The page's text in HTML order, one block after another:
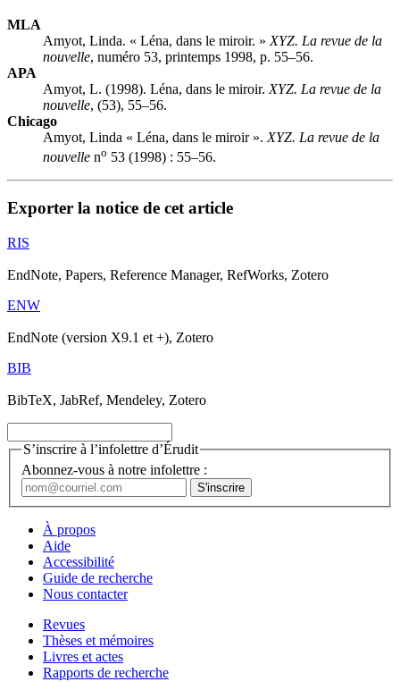
MLA
Amyot, Linda. « Léna, dans le miroir. » XYZ. La revue de la
nouvelle, numéro 53, printemps 1998, p. 55–56.
APA
Amyot, L. (1998). Léna, dans le miroir. XYZ. La revue de la
nouvelle, (53), 55–56.
Chicago
Amyot, Linda « Léna, dans le miroir ». XYZ. La revue de la
nouvelle no 53 (1998) : 55–56.
Exporter la notice de cet article
RIS
EndNote, Papers, Reference Manager, RefWorks, Zotero
ENW
EndNote (version X9.1 et +), Zotero
BIB
BibTeX, JabRef, Mendeley, Zotero
S’inscrire à l’infolettre d’Érudit
Abonnez-vous à notre infolettre :
À propos
Aide
Accessibilité
Guide de recherche
Nous contacter
Revues
Thèses et mémoires
Livres et actes
Rapports de recherche